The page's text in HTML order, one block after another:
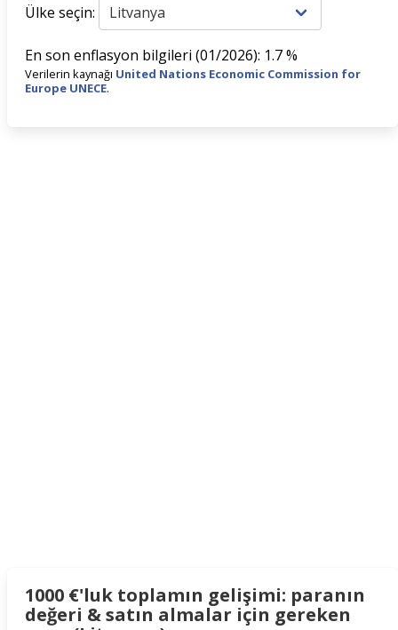
Ülke seçin:
En son enflasyon bilgileri (01/2026): 1.7 %
Verilerin kaynağı United Nations Economic Commission for
Europe UNECE.
1000 €'luk toplamın gelişimi: paranın
değeri & satın almalar için gereken